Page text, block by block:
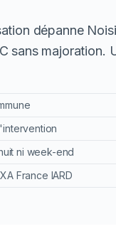
dépanne
sans majoration.
ni week-end
France IARD